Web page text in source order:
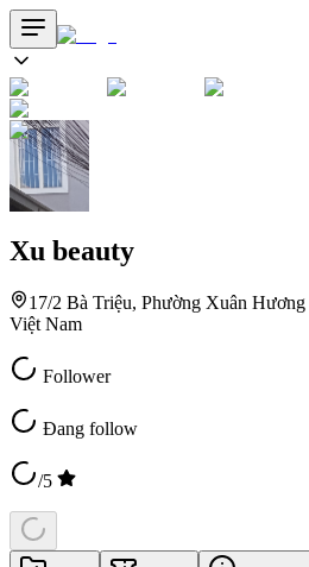
Xu beauty
17/2 Bà Triệu, Phường Xuân
Việt Nam
Follower
Đang follow
/5